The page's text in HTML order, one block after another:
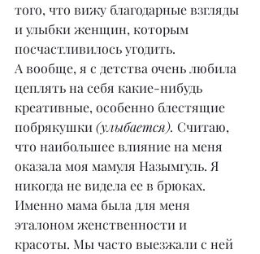
того, что вижу благодарные взгляды
и улыбки женщин, которым
посчастливилось угодить.
А вообще, я с детства очень любила
цеплять на себя какие-нибудь
креативные, особенно блестящие
побрякушки (улыбается). Считаю,
что наибольшее влияние на меня
оказала моя мамуля Назымгуль. Я
никогда не видела ее в брюках.
Именно мама была для меня
эталоном женственности и
красоты. Мы часто выезжали с ней